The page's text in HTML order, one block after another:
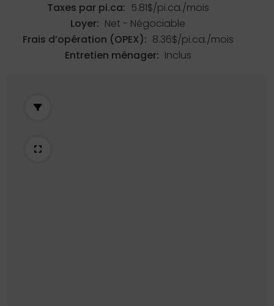
Taxes par pi.ca: 5.81$/pi.ca./mois
Loyer: Net - Négociable
Frais d’opération (OPEX): 8.36$/pi.ca./mois
Entretien ménager: Inclus